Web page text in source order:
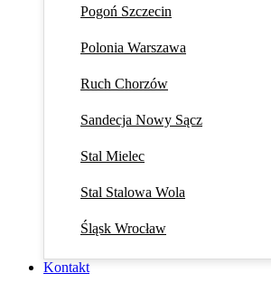
Pogoń Szczecin
Polonia Warszawa
Ruch Chorzów
Sandecja Nowy Sącz
Stal Mielec
Stal Stalowa Wola
Śląsk Wrocław
Kontakt